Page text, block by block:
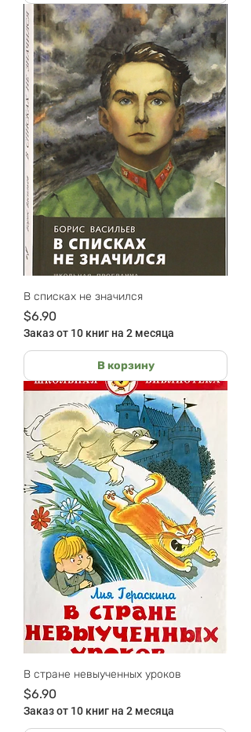
В списках не значился
Цена
$6.90
Заказ от 10 книг на 2 месяца
В корзину
В стране невыученных уроков
Цена
$6.90
Заказ от 10 книг на 2 месяца